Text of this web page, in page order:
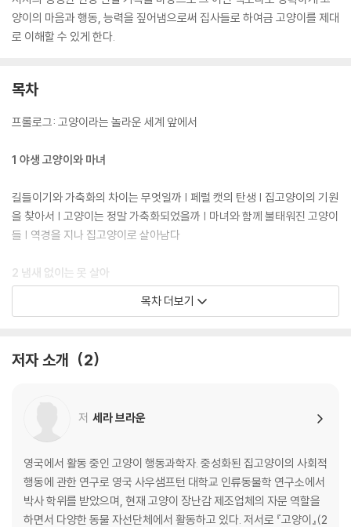
양이의 마음과 행동, 능력을 짚어냄으로써 집사들로 하여금 고양이를 제대
로 이해할 수 있게 한다.
목차
프롤로그: 고양이라는 놀라운 세계 앞에서
1 야생 고양이와 마녀
길들이기와 가축화의 차이는 무엇일까 | 페럴 캣의 탄생 | 집고양이의 기원
을 찾아서 | 고양이는 정말 가축화되었을까 | 마녀와 함께 불태워진 고양이
들 | 역경을 지나 집고양이로 살아남다
2 냄새 없이는 못 살아
고양이의 아주 독특한 후각 세계 | 끔찍한 오줌 냄새는 집사의 숙명 | 고양
고양이가 야옹거리는 이유 | 무슨 말을 하는 걸까 | 고양이에게 말 거는 법 |
집사를 매료하는 목소리 | 아직 할 말이 남았다옹
4 수다스러운 꼬리와 표정이 풍부한 귀
꼬리가 말하는 것들 | 꼬리를 치켜세우는 행동의 기원 | 머리부터 꼬리까
목차 더보기
저자 소개 2
저 세라 브라운
영국에서 활동 중인 고양이 행동과학자. 중성화된 집고양이의 사회적
행동에 관한 연구로 영국 사우샘프턴 대학교 인류동물학 연구소에서
박사 학위를 받았으며, 현재 고양이 장난감 제조업체의 자문 역할을
하면서 다양한 동물 자선단체에서 활동하고 있다. 저서로 『고양이』(2